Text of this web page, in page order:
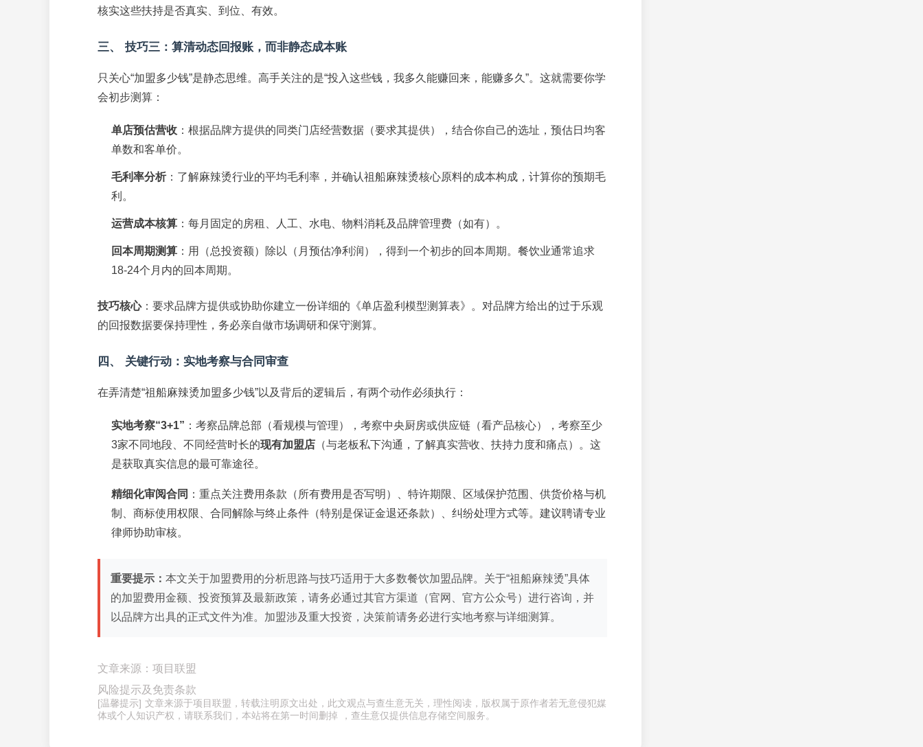
核实这些扶持是否真实、到位、有效。
三、 技巧三：算清动态回报账，而非静态成本账
只关心“加盟多少钱”是静态思维。高手关注的是“投入这些钱，我多久能赚回来，能赚多久”。这就需要你学
会初步测算：
单店预估营收 ：根据品牌方提供的同类门店经营数据（要求其提供），结合你自己的选址，预估日均客
单数和客单价。
毛利率分析：了解麻辣烫行业的平均毛利率，并确认祖船麻辣烫核心原料的成本构成，计算你的预期毛
利。
运营成本核算 ：每月固定的房租、人工、水电、物料消耗及品牌管理费（如有）。
回本周期测算 ：用（总投资额）除以（月预估净利润），得到一个初步的回本周期。餐饮业通常追求
18-24个月内的回本周期。
技巧核心：要求品牌方提供或协助你建立一份详细的《单店盈利模型测算表》。对品牌方给出的过于乐观
的回报数据要保持理性，务必亲自做市场调研和保守测算。
四、 关键行动：实地考察与合同审查
在弄清楚“祖船麻辣烫加盟多少钱”以及背后的逻辑后，有两个动作必须执行：
实地考察“3+1” ：考察品牌总部（看规模与管理），考察中央厨房或供应链（看产品核心），考察至少
3家不同地段、不同经营时长的现有加盟店 （与老板私下沟通，了解真实营收、扶持力度和痛点）。这
是获取真实信息的最可靠途径。
精细化审阅合同 ：重点关注费用条款（所有费用是否写明）、特许期限、区域保护范围、供货价格与机
制、商标使用权限、合同解除与终止条件（特别是保证金退还条款）、纠纷处理方式等。建议聘请专业
律师协助审核。
重要提示： 本文关于加盟费用的分析思路与技巧适用于大多数餐饮加盟品牌。关于“祖船麻辣烫”具体
的加盟费用金额、投资预算及最新政策，请务必通过其官方渠道（官网、官方公众号）进行咨询，并
以品牌方出具的正式文件为准。加盟涉及重大投资，决策前请务必进行实地考察与详细测算。
文章来源：项目联盟
风险提示及免责条款
[温馨提示] 文章来源于项目联盟，转载注明原文出处，此文观点与查生意无关，理性阅读，版权属于原作者若无意侵犯媒
体或个人知识产权，请联系我们，本站将在第一时间删掉 ，查生意仅提供信息存储空间服务。